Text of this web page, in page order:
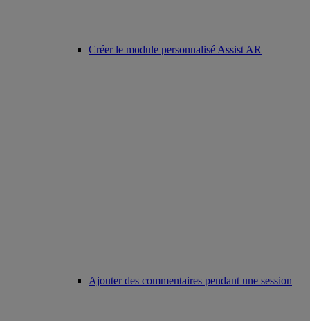
Créer le module personnalisé Assist AR
Ajouter des commentaires pendant une session